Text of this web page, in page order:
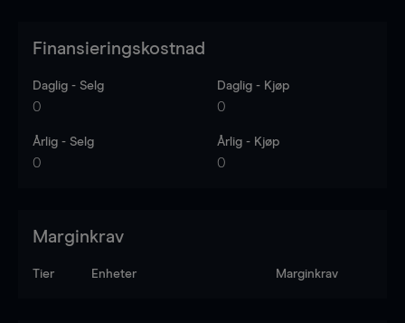
Finansieringskostnad
Daglig - Selg
0
Daglig - Kjøp
0
Årlig - Selg
0
Årlig - Kjøp
0
Marginkrav
Tier Enheter Marginkrav